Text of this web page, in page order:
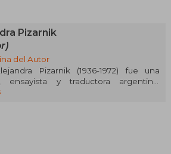
Pizarnik
del Autor
Pizarnik (1936-1972) fue una
ensayista y traductora argentina.
y Letras en la Universidad de